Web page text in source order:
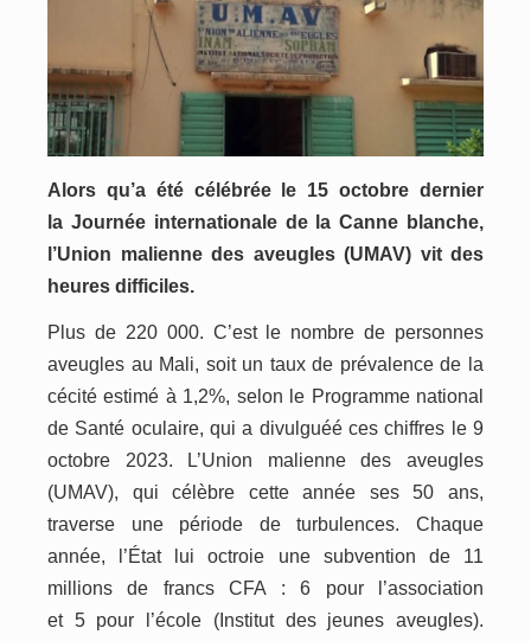
Alors qu’a été célébrée le 15 octobre dernier
la Journée internationale de laCanne blanche,
l’Union malienne des aveugles (UMAV) vit des
heures difficiles.
Plus de 220 000. C’est le nombre de personnes
aveugles au Mali, soit un taux de prévalence de la
cécité estimé à 1,2%, selon le Programme national
de Santé oculaire, qui a divulguéé ces chiffres le 9
octobre 2023. L’Union malienne des aveugles
(UMAV), qui célèbre cette année ses 50 ans,
traverse une période de turbulences. Chaque
année, l’État lui octroie une subvention de 11
millions de francs CFA : 6 pour l’association
et 5 pour l’école (Institut des jeunes aveugles).